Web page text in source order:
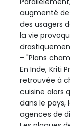
augmenté
des usagers
la vie
- "Plans
En Inde, Kriti
retrouvée à
cuisine alors
dans le pays,
agences de